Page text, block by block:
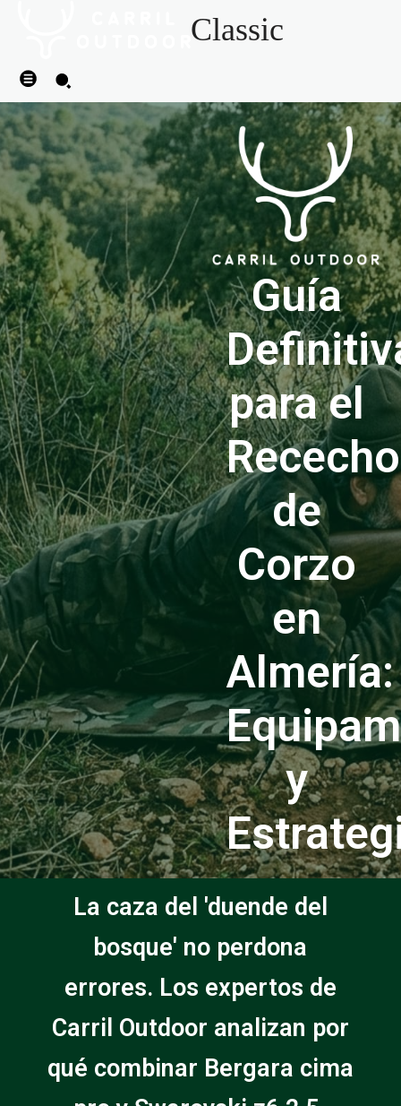
Classic
Guía
para el
Rececho
de
Corzo
en
Almería:
y
La caza del 'duende del
bosque' no perdona
errores. Los expertos de
Carril Outdoor analizan por
qué combinar Bergara cima